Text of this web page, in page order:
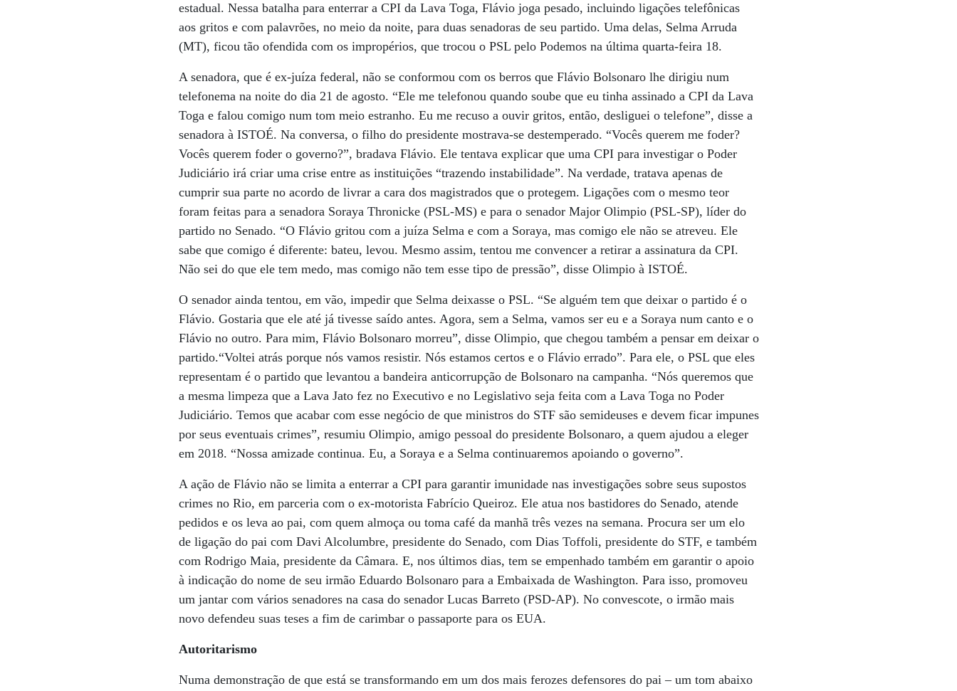
estadual. Nessa batalha para enterrar a CPI da Lava Toga, Flávio joga pesado, incluindo ligações telefônicas
aos gritos e com palavrões, no meio da noite, para duas senadoras de seu partido. Uma delas, Selma Arruda
(MT), ficou tão ofendida com os impropérios, que trocou o PSL pelo Podemos na última quarta-feira 18.
A senadora, que é ex-juíza federal, não se conformou com os berros que Flávio Bolsonaro lhe dirigiu num
telefonema na noite do dia 21 de agosto. “Ele me telefonou quando soube que eu tinha assinado a CPI da Lava
Toga e falou comigo num tom meio estranho. Eu me recuso a ouvir gritos, então, desliguei o telefone”, disse a
senadora à ISTOÉ. Na conversa, o filho do presidente mostrava-se destemperado. “Vocês querem me foder?
Vocês querem foder o governo?”, bradava Flávio. Ele tentava explicar que uma CPI para investigar o Poder
Judiciário irá criar uma crise entre as instituições “trazendo instabilidade”. Na verdade, tratava apenas de
cumprir sua parte no acordo de livrar a cara dos magistrados que o protegem. Ligações com o mesmo teor
foram feitas para a senadora Soraya Thronicke (PSL-MS) e para o senador Major Olimpio (PSL-SP), líder do
partido no Senado. “O Flávio gritou com a juíza Selma e com a Soraya, mas comigo ele não se atreveu. Ele
sabe que comigo é diferente: bateu, levou. Mesmo assim, tentou me convencer a retirar a assinatura da CPI.
Não sei do que ele tem medo, mas comigo não tem esse tipo de pressão”, disse Olimpio à ISTOÉ.
O senador ainda tentou, em vão, impedir que Selma deixasse o PSL. “Se alguém tem que deixar o partido é o
Flávio. Gostaria que ele até já tivesse saído antes. Agora, sem a Selma, vamos ser eu e a Soraya num canto e o
Flávio no outro. Para mim, Flávio Bolsonaro morreu”, disse Olimpio, que chegou também a pensar em deixar o
partido.“Voltei atrás porque nós vamos resistir. Nós estamos certos e o Flávio errado”. Para ele, o PSL que eles
representam é o partido que levantou a bandeira anticorrupção de Bolsonaro na campanha. “Nós queremos que
a mesma limpeza que a Lava Jato fez no Executivo e no Legislativo seja feita com a Lava Toga no Poder
Judiciário. Temos que acabar com esse negócio de que ministros do STF são semideuses e devem ficar impunes
por seus eventuais crimes”, resumiu Olimpio, amigo pessoal do presidente Bolsonaro, a quem ajudou a eleger
em 2018. “Nossa amizade continua. Eu, a Soraya e a Selma continuaremos apoiando o governo”.
A ação de Flávio não se limita a enterrar a CPI para garantir imunidade nas investigações sobre seus supostos
crimes no Rio, em parceria com o ex-motorista Fabrício Queiroz. Ele atua nos bastidores do Senado, atende
pedidos e os leva ao pai, com quem almoça ou toma café da manhã três vezes na semana. Procura ser um elo
de ligação do pai com Davi Alcolumbre, presidente do Senado, com Dias Toffoli, presidente do STF, e também
com Rodrigo Maia, presidente da Câmara. E, nos últimos dias, tem se empenhado também em garantir o apoio
à indicação do nome de seu irmão Eduardo Bolsonaro para a Embaixada de Washington. Para isso, promoveu
um jantar com vários senadores na casa do senador Lucas Barreto (PSD-AP). No convescote, o irmão mais
novo defendeu suas teses a fim de carimbar o passaporte para os EUA.
Autoritarismo
Numa demonstração de que está se transformando em um dos mais ferozes defensores do pai – um tom abaixo